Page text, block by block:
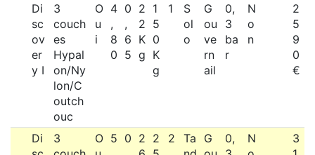
Di
sc
ov
er
y I
3
couch
es
Hypal
on/Ny
lon/C
outch
ouc
O
u
i
4
,
8
0
0
,
6
5
2
2
K
g
1
5
0
K
g
1
S
ol
o
G
ou
ve
rn
ail
0,
3
ba
r
N
o
n
2
5
9
0
€
Di
3
O 5 0 2 2
2
Ta
G
0,
N
3